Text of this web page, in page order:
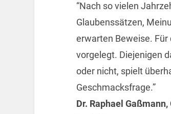
“Nach so vielen
Glaubenssätzen,
erwarten Beweise.
vorgelegt. Diejenigen
oder nicht, spielt
Geschmacksfrage.”
Dr. Raphael